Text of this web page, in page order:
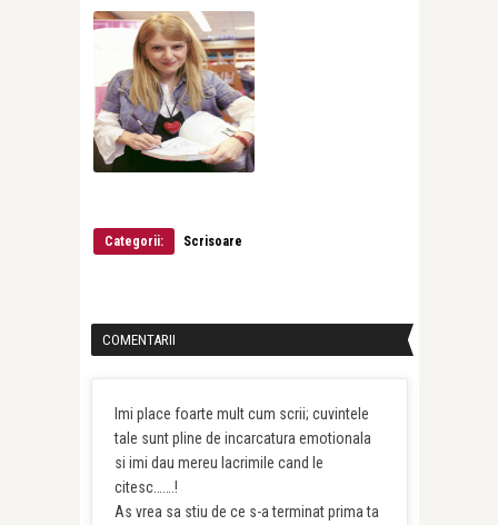
Categorii: Scrisoare
COMENTARII
Imi place foarte mult cum scrii; cuvintele
tale sunt pline de incarcatura emotionala
si imi dau mereu lacrimile cand le
citesc…….!
As vrea sa stiu de ce s-a terminat prima ta